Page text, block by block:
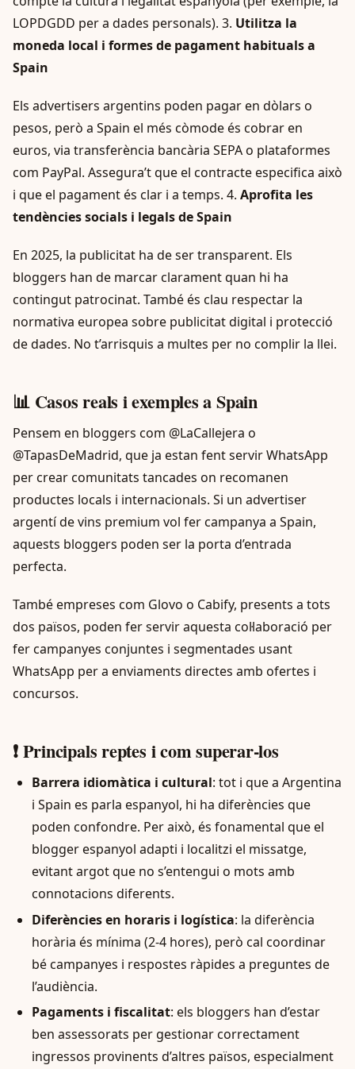
LOPDGDD per a dades personals). 3. Utilitza la
moneda local i formes de pagament habituals a
Spain
Els advertisers argentins poden pagar en dòlars o
pesos, però a Spain el més còmode és cobrar en
euros, via transferència bancària SEPA o plataformes
com PayPal. Assegura’t que el contracte especifica això
i que el pagament és clar i a temps. 4. Aprofita les
tendències socials i legals de Spain
En 2025, la publicitat ha de ser transparent. Els
bloggers han de marcar clarament quan hi ha
contingut patrocinat. També és clau respectar la
normativa europea sobre publicitat digital i protecció
de dades. No t’arrisquis a multes per no complir la llei.
📊 Casos reals i exemples a Spain
Pensem en bloggers com @LaCallejera o
@TapasDeMadrid, que ja estan fent servir WhatsApp
per crear comunitats tancades on recomanen
productes locals i internacionals. Si un advertiser
argentí de vins premium vol fer campanya a Spain,
aquests bloggers poden ser la porta d’entrada
perfecta.
També empreses com Glovo o Cabify, presents a tots
dos països, poden fer servir aquesta col·laboració per
fer campanyes conjuntes i segmentades usant
WhatsApp per a enviaments directes amb ofertes i
concursos.
❗ Principals reptes i com superar-los
Barrera idiomàtica i cultural: tot i que a Argentina
i Spain es parla espanyol, hi ha diferències que
poden confondre. Per això, és fonamental que el
blogger espanyol adapti i localitzi el missatge,
evitant argot que no s’entengui o mots amb
connotacions diferents.
Diferències en horaris i logística: la diferència
horària és mínima (2-4 hores), però cal coordinar
bé campanyes i respostes ràpides a preguntes de
l’audiència.
Pagaments i fiscalitat: els bloggers han d’estar
ben assessorats per gestionar correctament
ingressos provinents d’altres països, especialment